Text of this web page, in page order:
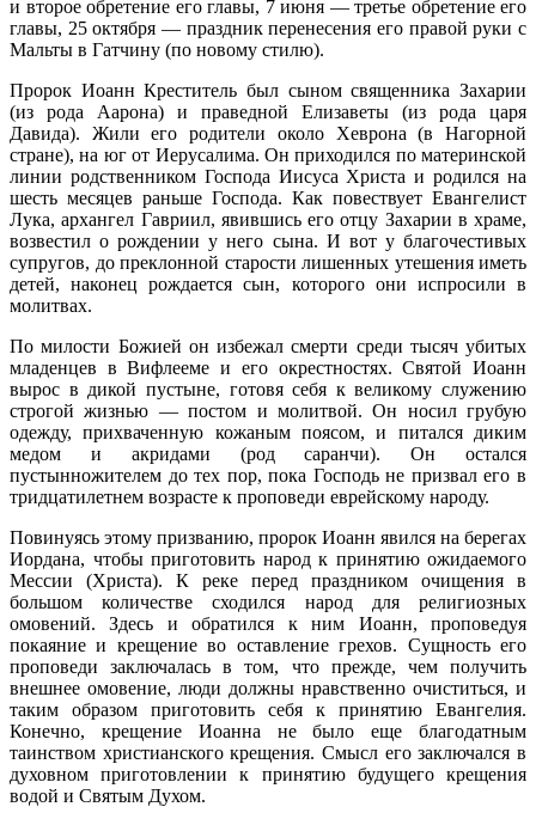
и второе обретение его главы, 7 июня — третье обретение его
главы, 25 октября — праздник перенесения его правой руки с
Мальты в Гатчину (по новому стилю).
Пророк Иоанн Креститель был сыном священника Захарии
(из рода Аарона) и праведной Елизаветы (из рода царя
Давида). Жили его родители около Хеврона (в Нагорной
стране), на юг от Иерусалима. Он приходился по материнской
линии родственником Господа Иисуса Христа и родился на
шесть месяцев раньше Господа. Как повествует Евангелист
Лука, архангел Гавриил, явившись его отцу Захарии в храме,
возвестил о рождении у него сына. И вот у благочестивых
супругов, до преклонной старости лишенных утешения иметь
детей, наконец рождается сын, которого они испросили в
молитвах.
По милости Божией он избежал смерти среди тысяч убитых
младенцев в Вифлееме и его окрестностях. Святой Иоанн
вырос в дикой пустыне, готовя себя к великому служению
строгой жизнью — постом и молитвой. Он носил грубую
одежду, прихваченную кожаным поясом, и питался диким
медом и акридами (род саранчи). Он остался
пустынножителем до тех пор, пока Господь не призвал его в
тридцатилетнем возрасте к проповеди еврейскому народу.
Повинуясь этому призванию, пророк Иоанн явился на берегах
Иордана, чтобы приготовить народ к принятию ожидаемого
Мессии (Христа). К реке перед праздником очищения в
большом количестве сходился народ для религиозных
омовений. Здесь и обратился к ним Иоанн, проповедуя
покаяние и крещение во оставление грехов. Сущность его
проповеди заключалась в том, что прежде, чем получить
внешнее омовение, люди должны нравственно очиститься, и
таким образом приготовить себя к принятию Евангелия.
Конечно, крещение Иоанна не было еще благодатным
таинством христианского крещения. Смысл его заключался в
духовном приготовлении к принятию будущего крещения
водой и Святым Духом.